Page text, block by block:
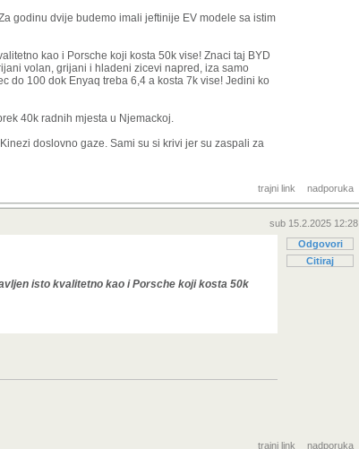
godinu dvije budemo imali jeftinije EV modele sa istim
kao i Porsche koji kosta 50k vise! Znaci taj BYD
volan, grijani i hladeni zicevi napred, iza samo
do 100 dok Enyaq treba 6,4 a kosta 7k vise! Jedini ko
40k radnih mjesta u Njemackoj.
doslovno gaze. Sami su si krivi jer su zaspali za
trajni link nadporuka
sub 15.2.2025 12:28
Odgovori
Citiraj
isto kvalitetno kao i Porsche koji kosta 50k
trajni link nadporuka